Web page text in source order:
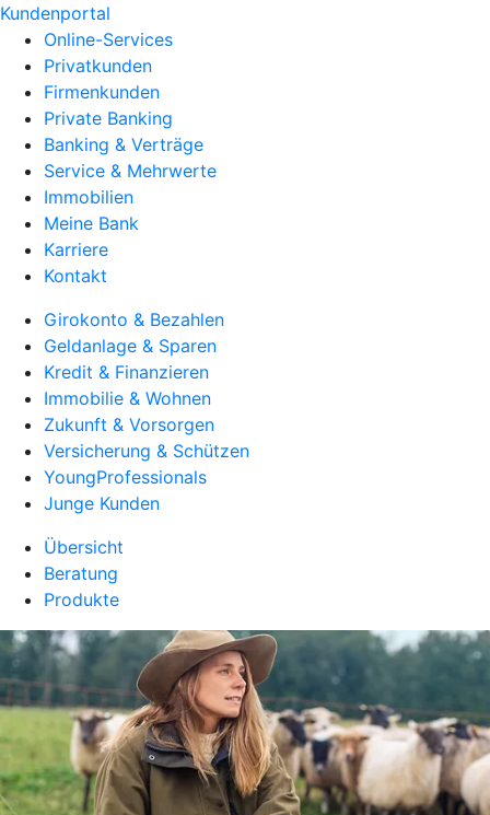
Kundenportal
Online-Services
Privatkunden
Firmenkunden
Private Banking
Banking & Verträge
Service & Mehrwerte
Immobilien
Meine Bank
Karriere
Kontakt
Girokonto & Bezahlen
Geldanlage & Sparen
Kredit & Finanzieren
Immobilie & Wohnen
Zukunft & Vorsorgen
Versicherung & Schützen
YoungProfessionals
Junge Kunden
Übersicht
Beratung
Produkte